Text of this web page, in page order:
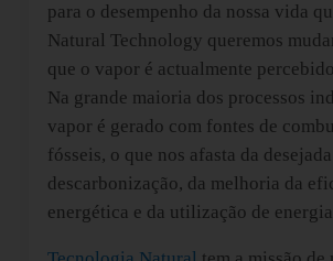
para o desempenho da nossa vida
Natural Technology queremos
que o vapor é actualmente
Na grande maioria dos processos
vapor é gerado com fontes de
fósseis, o que nos afasta da desejada
descarbonização, da melhoria da
energética e da utilização de